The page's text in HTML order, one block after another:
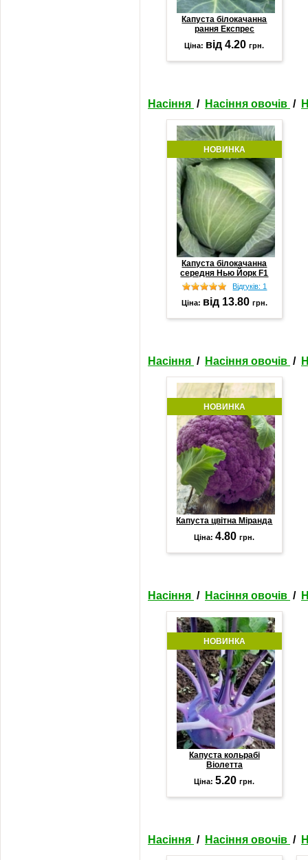
Капуста білокачанна
рання Експрес
Ціна: від 4.20грн.
Насіння / Насіння овочів /
НОВИНКА
Капуста білокачанна
середня Нью Йорк F1
Відгуків: 1
Ціна: від 13.80 грн.
Насіння / Насіння овочів /
НОВИНКА
Капуста цвітна Міранда
Ціна:4.80грн.
Насіння / Насіння овочів /
НОВИНКА
Капуста кольрабі
Віолетта
Ціна:5.20грн.
Насіння / Насіння овочів /